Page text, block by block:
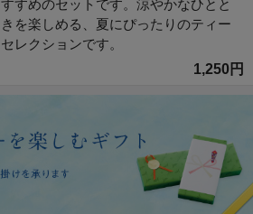
すすめのセットです。涼やかなひとと
きを楽しめる、夏にぴったりのティー
セレクションです。
1,250円